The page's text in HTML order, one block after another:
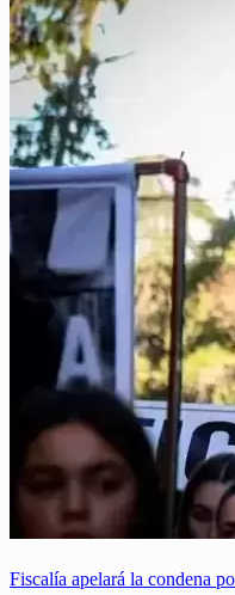
Fiscalía apelará la condena